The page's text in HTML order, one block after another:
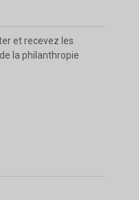
et recevez les
la philanthropie